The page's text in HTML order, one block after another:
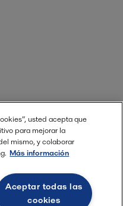
usted acepta que
para mejorar la
mismo, y colaborar
Más información
Aceptar todas las
cookies